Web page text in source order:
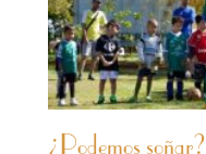
¿Podemos soñar?